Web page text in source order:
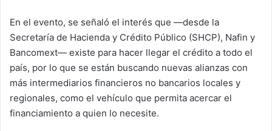
En el evento, se señaló el interés que —desde la
Secretaría de Hacienda y Crédito Público (SHCP), Nafin y
Bancomext— existe para hacer llegar el crédito a todo el
país, por lo que se están buscando nuevas alianzas con
más intermediarios financieros no bancarios locales y
regionales, como el vehículo que permita acercar el
financiamiento a quien lo necesite.